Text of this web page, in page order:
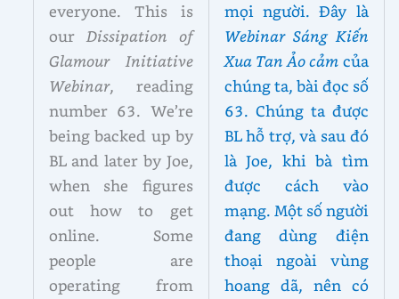
everyone. This is
our Dissipation of
Glamour Initiative
Webinar, reading
number 63. We’re
being backed up by
BL and later by Joe,
when she figures
out how to get
online. Some
people are
operating from
mọi người. Đây là
Webinar Sáng Kiến
Xua Tan Ảo cảm của
chúng ta, bài đọc số
63. Chúng ta được
BL hỗ trợ, và sau đó
là Joe, khi bà tìm
được cách vào
mạng. Một số người
đang dùng điện
thoại ngoài vùng
hoang dã, nên có